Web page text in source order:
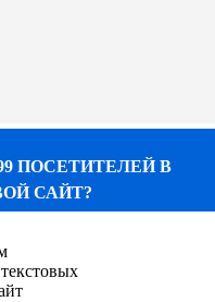
ПОСЕТИТЕЛЕЙ В
САЙТ?